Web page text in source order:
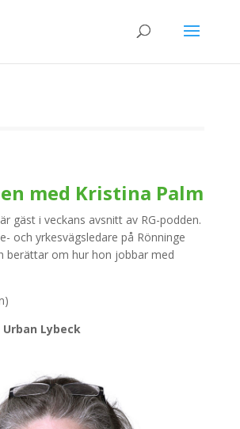
med Kristina Palm
är gäst i veckans avsnitt av RG-podden.
och yrkesvägsledare på Rönninge
berättar om hur hon jobbar med
Urban Lybeck